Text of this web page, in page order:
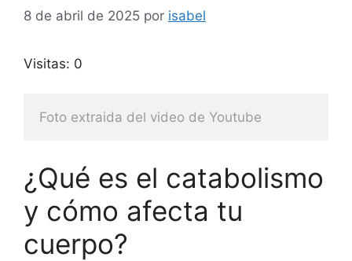
8 de abril de 2025 por isabel
Visitas: 0
Foto extraida del video de Youtube
¿Qué es el catabolismo
y cómo afecta tu
cuerpo?